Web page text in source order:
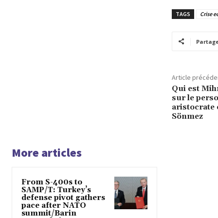
TAGS Crise
Article
Qui est
sur le
aristocrate
Sönmez
More articles
From S-400s to
SAMP/T: Turkey’s
defense pivot gathers
pace after NATO
summit/Barin